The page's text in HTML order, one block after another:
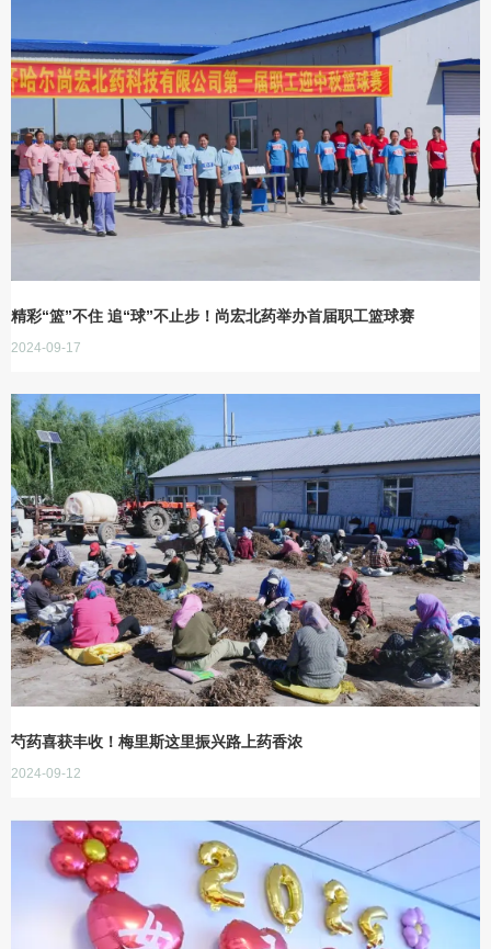
精彩“篮”不住 追“球”不止步！尚宏北药举办首届职工篮球赛
2024-09-17
芍药喜获丰收！梅里斯这里振兴路上药香浓
2024-09-12